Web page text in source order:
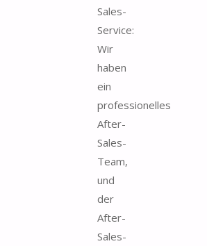
Sales-
Service:
Wir
haben
ein
professionelles
After-
Sales-
Team,
und
der
After-
Sales-